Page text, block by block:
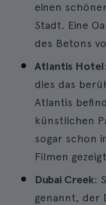
einen
Stadt. Eine
des Betons
Atlantis Hotel
dies das
Atlantis
künstlichen
sogar schon
Filmen
Dubai Creek:
genannt, der